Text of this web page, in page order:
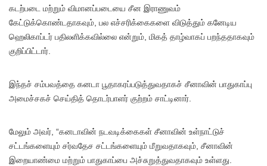
கடற்படை மற்றும் விமானப்படையை சீன இராணுவம்
கேட்டுக்கொண்டதாகவும், பல எச்சரிக்கைகளை விடுத்தும் கனேடிய
ஹெலிகாப்டர் பதிலளிக்கவில்லை என்றும், மிகத் தாழ்வாகப் பறந்ததாகவும்
குறிப்பிட்டார்.
இந்தச் சம்பவத்தை கனடா பூதாகரப்படுத்துவதாகச் சீனாவின் பாதுகாப்பு
அமைச்சகச் செய்தித் தொடர்பாளர் குற்றம் சாட்டினார்.
மேலும் அவர், “கனடாவின் நடவடிக்கைகள் சீனாவின் உள்நாட்டுச்
சட்டங்களையும் சர்வதேச சட்டங்களையும் மீறுவதாகவும், சீனாவின்
இறையாண்மை மற்றும் பாதுகாப்பை அச்சுறுத்துவதாகவும் உள்ளது.